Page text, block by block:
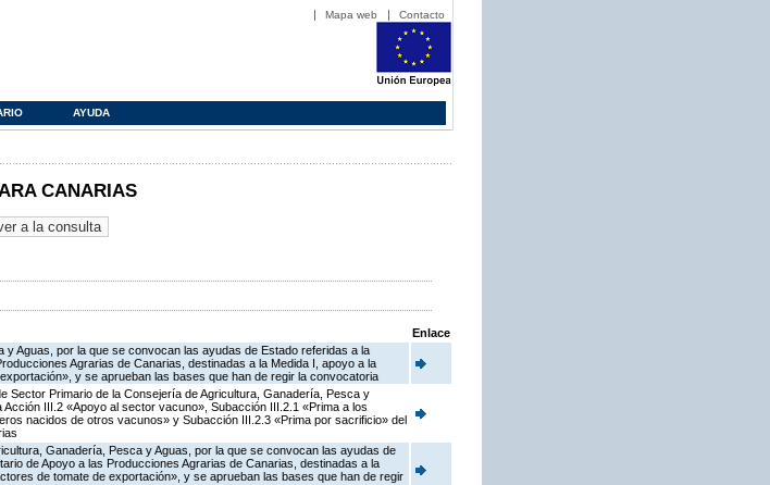
Mapa web Contacto
AYUDA
CANARIAS
Enlace
Aguas, por la que se convocan las ayudas de Estado referidas a la
Agrarias de Canarias, destinadas a la Medida I, apoyo a la
y se aprueban las bases que han de regir la convocatoria
Sector Primario de la Consejería de Agricultura, Ganadería, Pesca y
III.2 «Apoyo al sector vacuno», Subacción III.2.1 «Prima a los
nacidos de otros vacunos» y Subacción III.2.3 «Prima por sacrificio» del
Ganadería, Pesca y Aguas, por la que se convocan las ayudas de
de Apoyo a las Producciones Agrarias de Canarias, destinadas a la
de tomate de exportación», y se aprueban las bases que han de regir